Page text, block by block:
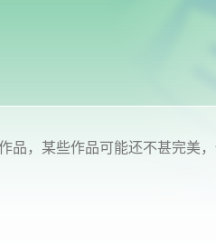
，某些作品可能还不甚完美